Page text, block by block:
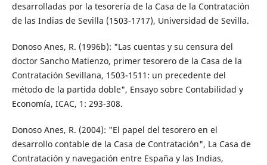
desarrolladas por la tesorería de la Casa de la Contratación
de las Indias de Sevilla (1503-1717), Universidad de Sevilla.
Donoso Anes, R. (1996b): "Las cuentas y su censura del
doctor Sancho Matienzo, primer tesorero de la Casa de la
Contratación Sevillana, 1503-1511: un precedente del
método de la partida doble", Ensayo sobre Contabilidad y
Economía, ICAC, 1: 293-308.
Donoso Anes, R. (2004): "El papel del tesorero en el
desarrollo contable de la Casa de Contratación", La Casa de
Contratación y navegación entre España y las Indias,